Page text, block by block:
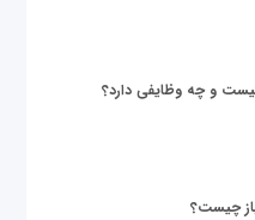
و چه وظایفی دارد؟
چیست؟